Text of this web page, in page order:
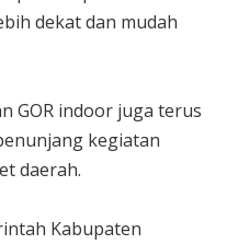
dekat dan mudah
GOR indoor juga terus
kegiatan
daerah.
Kabupaten